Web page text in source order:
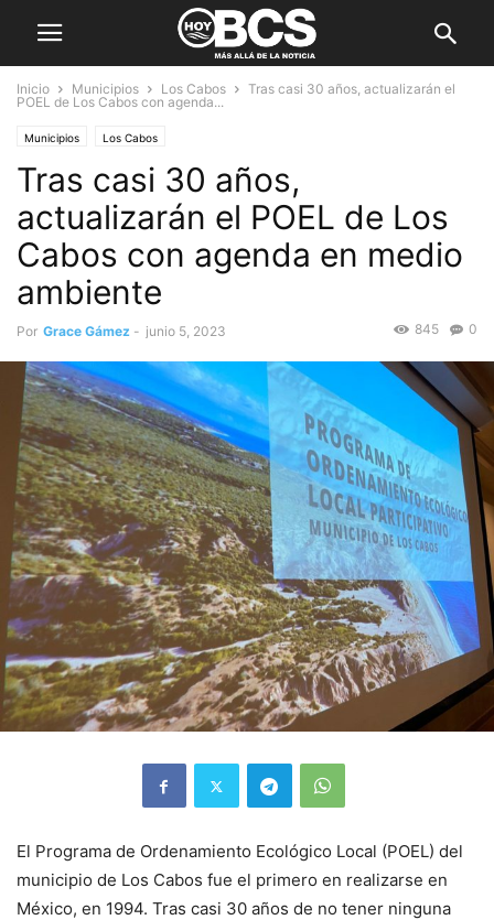
Inicio Municipios Los Cabos
Tras casi 30 años, actualizarán el
POEL de Los Cabos con agenda...
Municipios Los Cabos
Tras casi 30 años,
actualizarán el POEL de Los
Cabos con agenda en medio
ambiente
Por Grace Gámez - junio 5, 2023 0
845
El Programa de Ordenamiento Ecológico Local (POEL) del
municipio de Los Cabos fue el primero en realizarse en
México, en 1994. Tras casi 30 años de no tener ninguna